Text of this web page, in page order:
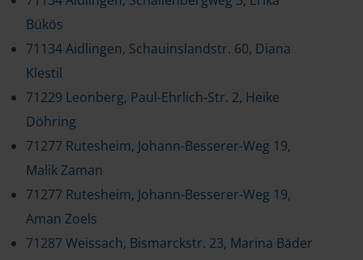
Bükös
71134 Aidlingen, Schauinslandstr. 60, Diana
Klestil
71229 Leonberg, Paul-Ehrlich-Str. 2, Heike
Döhring
71277 Rutesheim, Johann-Besserer-Weg 19,
Malik Zaman
71277 Rutesheim, Johann-Besserer-Weg 19,
Aman Zoels
71287 Weissach, Bismarckstr. 23, Marina Bäder